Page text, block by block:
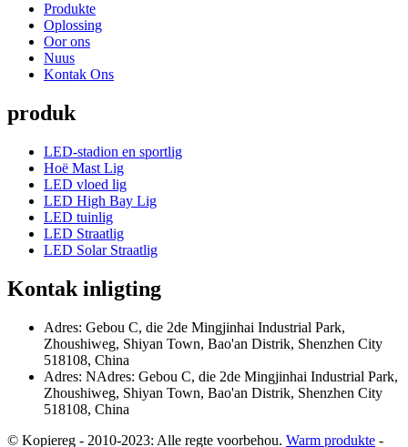
Produkte
Oplossing
Oor ons
Nuus
Kontak Ons
produk
LED-stadion en sportlig
Hoë Mast Lig
LED vloed lig
LED High Bay Lig
LED tuinlig
LED Straatlig
LED Solar Straatlig
Kontak inligting
Adres: Gebou C, die 2de Mingjinhai Industrial Park,
Zhoushiweg, Shiyan Town, Bao'an Distrik, Shenzhen City
518108, China
Adres: NAdres: Gebou C, die 2de Mingjinhai Industrial Park,
Zhoushiweg, Shiyan Town, Bao'an Distrik, Shenzhen City
518108, China
© Kopiereg - 2010-2023: Alle regte voorbehou. Warm produkte -